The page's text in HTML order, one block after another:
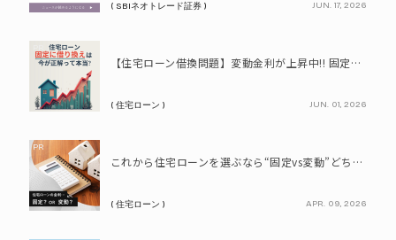
( SBIネオトレード証券 ) JUN. 17, 2026
【住宅ローン借換問題】変動金利が上昇中!! 固定に借り換えるなら今が正解って本当? シミュレーションで比較してみよう
( 住宅ローン ) JUN. 01, 2026
PR
これから住宅ローンを選ぶなら“固定vs変動”どちらが正解? 9割が利用したいと答えた「いま決めなくてもいい」ローンとは!?
( 住宅ローン ) APR. 09, 2026